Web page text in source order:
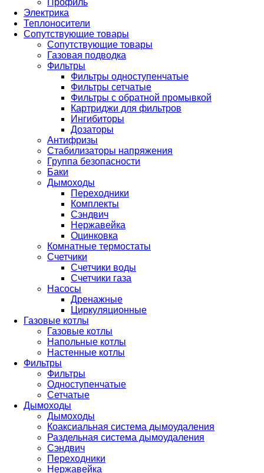
Профиль
Электрика
Теплоносители
Сопутствующие товары
Сопутствующие товары
Газовая подводка
Фильтры
Фильтры одноступенчатые
Фильтры сетчатые
Фильтры с обратной промывкой
Картриджи для фильтров
Ингибиторы
Дозаторы
Антифризы
Стабилизаторы напряжения
Группа безопасности
Баки
Дымоходы
Переходники
Комплекты
Сэндвич
Нержавейка
Оцинковка
Комнатные термостаты
Счетчики
Счетчики воды
Счетчики газа
Насосы
Дренажные
Циркуляционные
Газовые котлы
Газовые котлы
Напольные котлы
Настенные котлы
Фильтры
Фильтры
Одноступенчатые
Сетчатые
Дымоходы
Дымоходы
Коаксиальная система дымоудаления
Раздельная система дымоудаления
Сэндвич
Переходники
Нержавейка